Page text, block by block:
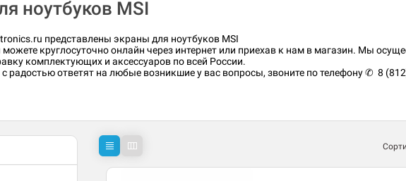
ноутбуков MSI
представлены экраны для ноутбуков MSI
круглосуточно онлайн через интернет или приехав к нам в магазин. Мы
комплектующих и аксессуаров по всей России.
радостью ответят на любые возникшие у вас вопросы, звоните по телефону ✆ 8